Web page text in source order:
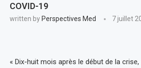
COVID-19
written by Perspectives Med 7 juillet
« Dix-huit mois après le début de la